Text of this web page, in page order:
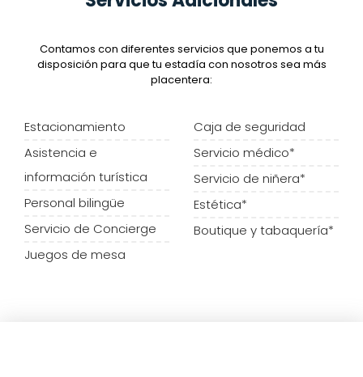
Contamos con diferentes servicios que ponemos a tu
disposición para que tu estadía con nosotros sea más
placentera:
Estacionamiento
Asistencia e
información turística
Personal bilingüe
Servicio de Concierge
Juegos de mesa
Caja de seguridad
Servicio médico*
Servicio de niñera*
Estética*
Boutique y tabaquería*